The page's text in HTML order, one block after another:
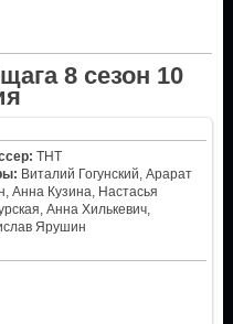
8 сезон 10
ТНТ
Виталий Гогунский, Арарат
Анна Кузина, Настасья
Анна Хилькевич,
Ярушин